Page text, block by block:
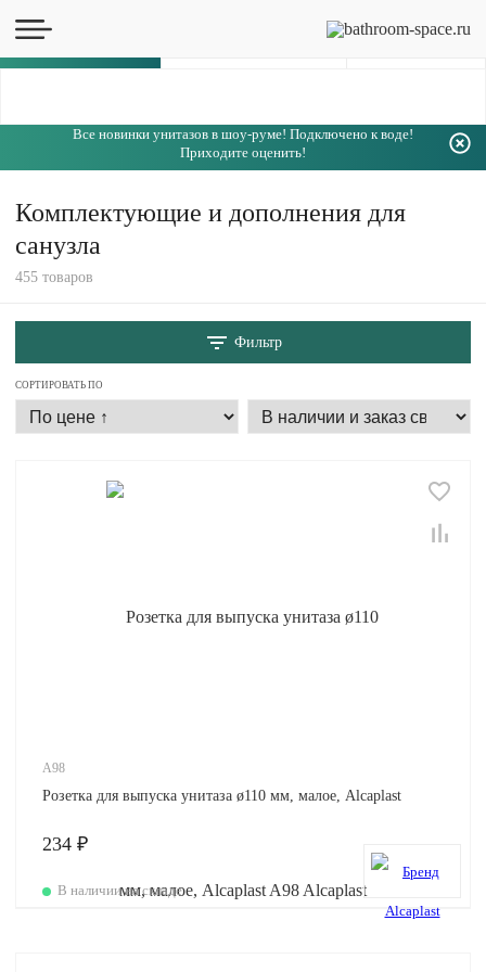
Все новинки унитазов в шоу-руме! Подключено к воде!
Приходите оценить!
Комплектующие и дополнения для
санузла
455 товаров
Фильтр
СОРТИРОВАТЬ ПО
A98
Розетка для выпуска унитаза ø110 мм, малое, Alcaplast
234 ₽
В наличии на складе